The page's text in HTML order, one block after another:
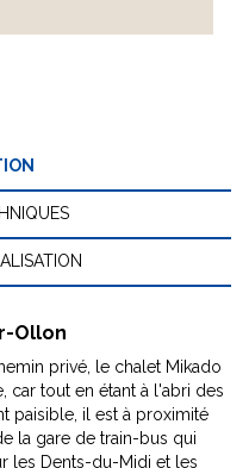
Ollon
privé, le chalet Mikado
car tout en étant à l'abri des
paisible, il est à proximité
la gare de train-bus qui
les Dents-du-Midi et les